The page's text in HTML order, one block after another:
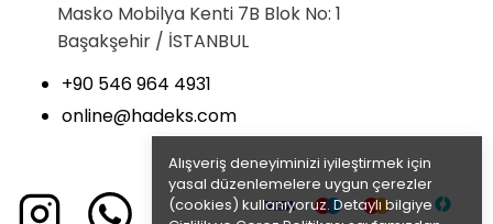
Alışveriş deneyiminizi iyileştirmek için
yasal düzenlemelere uygun çerezler
(cookies) kullanıyoruz. Detaylı bilgiye
Masko Mobilya Kenti 7B Blok No: 1
Başakşehir / İSTANBUL
+90 546 964 4931
online@hadeks.com